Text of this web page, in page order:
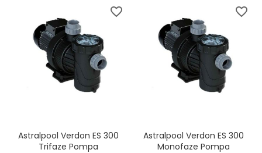
favorite_border
Astralpool Verdon ES 300
Trifaze Pompa
favorite_border
Astralpool Verdon ES 300
Monofaze Pompa